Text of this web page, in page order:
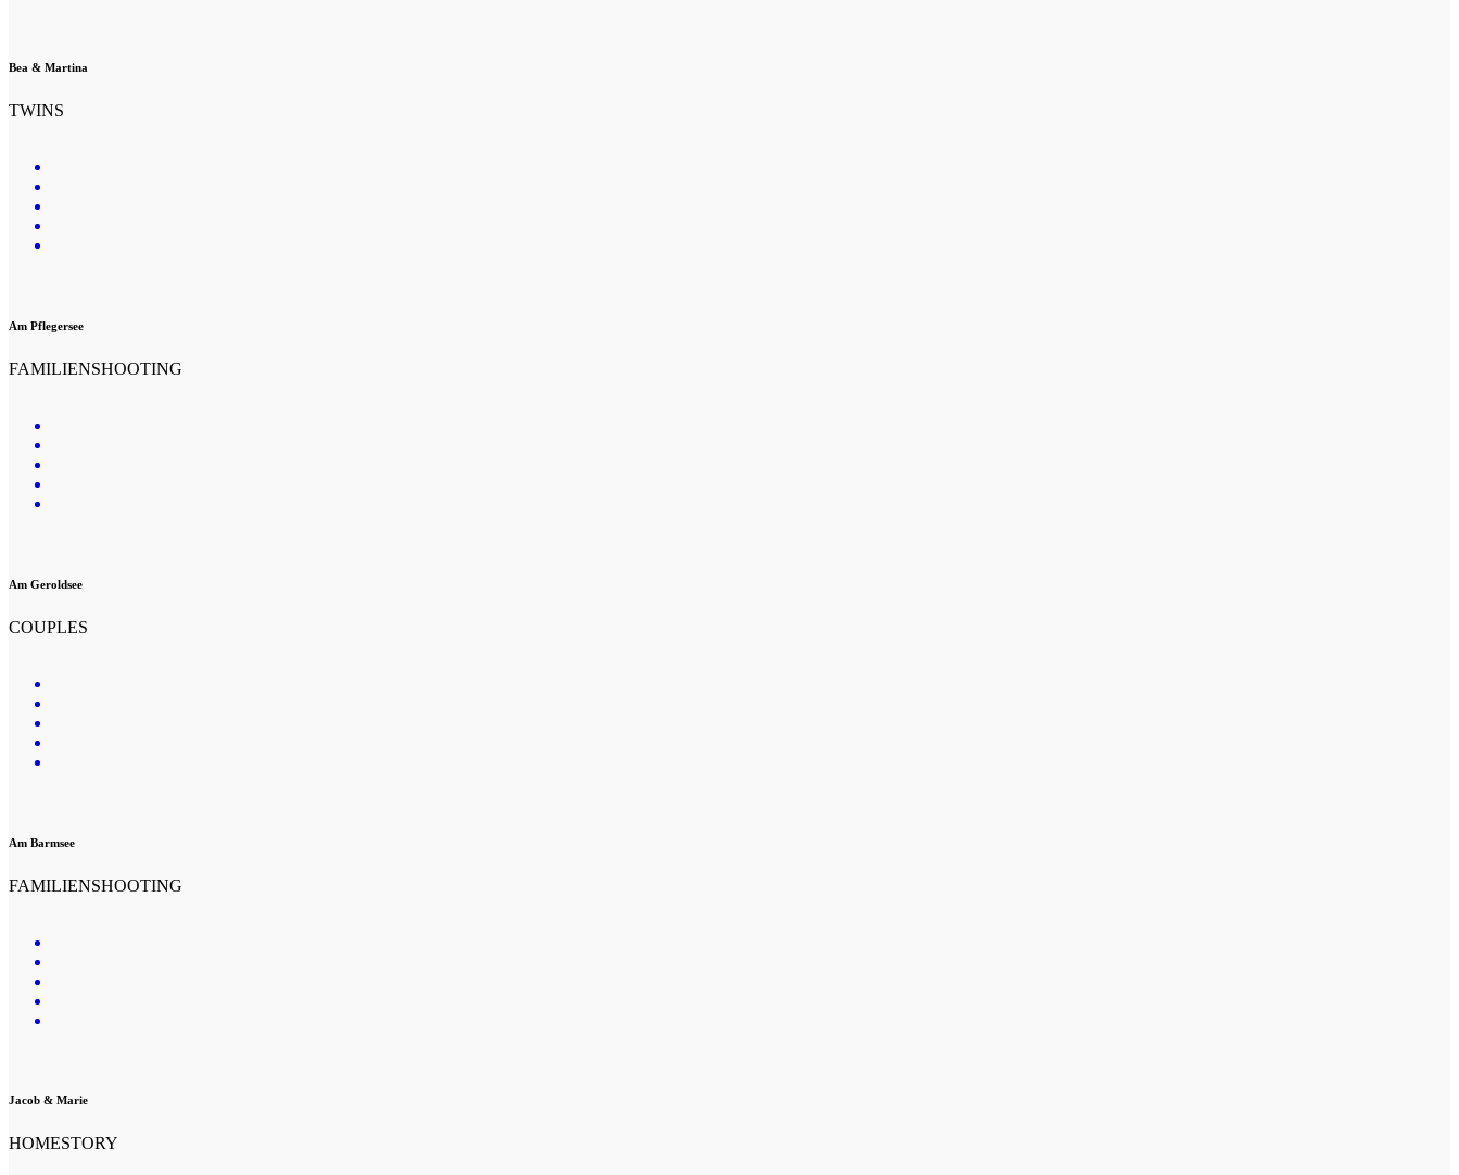
Bea & Martina
TWINS
Am Pflegersee
FAMILIENSHOOTING
Am Geroldsee
COUPLES
Am Barmsee
FAMILIENSHOOTING
Jacob & Marie
HOMESTORY